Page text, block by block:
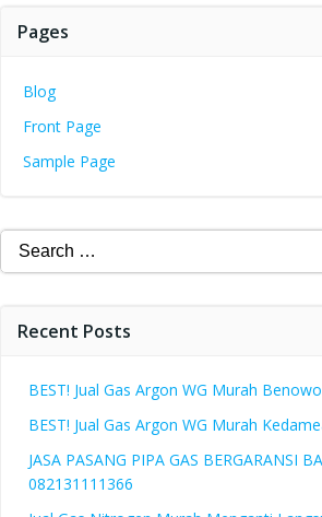
Pages
Blog
Front Page
Sample Page
Search
for:
Recent Posts
BEST! Jual Gas Argon WG Murah
BEST! Jual Gas Argon WG Murah
JASA PASANG PIPA GAS BERGARANSI
082131111366